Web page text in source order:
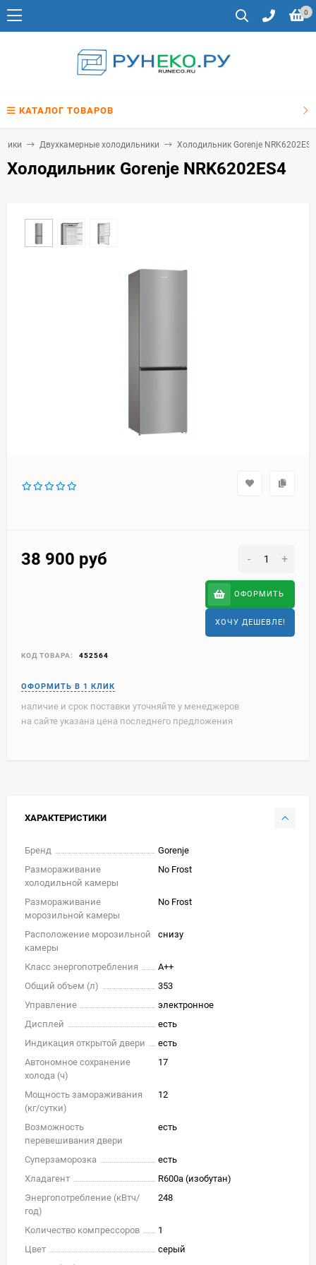
0
КАТАЛОГ ТОВАРОВ
Двухкамерные холодильники Холодильник Gorenje NRK6202ES4
Холодильник Gorenje NRK6202ES4
38 900 руб - +
ОФОРМИТЬ
ХОЧУ ДЕШЕВЛЕ!
КОД ТОВАРА: 452564
наличие и срок поставки уточняйте у менеджеров
на сайте указана цена последнего предложения
ХАРАКТЕРИСТИКИ
Бренд
Gorenje
Размораживание
холодильной камеры
No Frost
Размораживание
морозильной камеры
No Frost
Расположение морозильной
камеры
снизу
Класс энергопотребления
A++
Общий объем (л)
353
Управление
электронное
Дисплей
есть
Индикация открытой двери
есть
Автономное сохранение
холода (ч)
17
Мощность замораживания
(кг/cутки)
12
Возможность
перевешивания двери
есть
Суперзаморозка
есть
Хладагент
R600a (изобутан)
Энергопотребление (кВтч/
год)
248
Количество компрессоров
1
Цвет
серый